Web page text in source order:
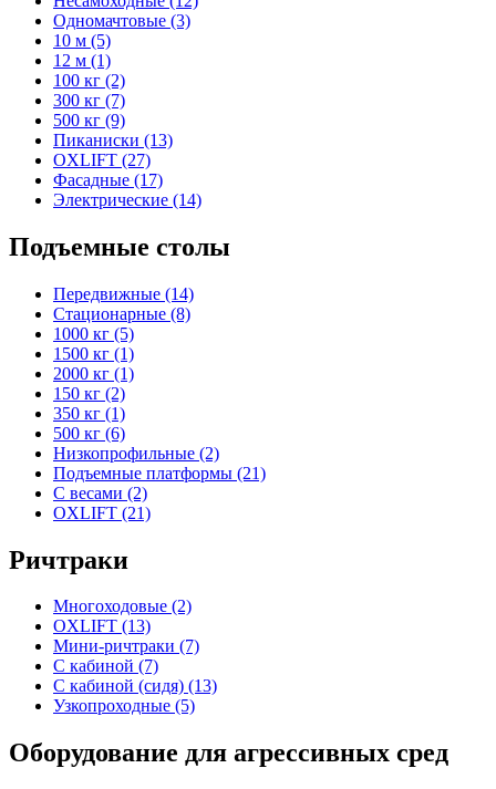
Одномачтовые (3)
10 м (5)
12 м (1)
100 кг (2)
300 кг (7)
500 кг (9)
Пиканиски (13)
OXLIFT (27)
Фасадные (17)
Электрические (14)
Подъемные столы
Передвижные (14)
Стационарные (8)
1000 кг (5)
1500 кг (1)
2000 кг (1)
150 кг (2)
350 кг (1)
500 кг (6)
Низкопрофильные (2)
Подъемные платформы (21)
С весами (2)
OXLIFT (21)
Ричтраки
Многоходовые (2)
OXLIFT (13)
Мини-ричтраки (7)
С кабиной (7)
С кабиной (сидя) (13)
Узкопроходные (5)
Оборудование для агрессивных сред